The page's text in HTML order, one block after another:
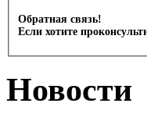
Обратная связь!
Если хотите
Новости